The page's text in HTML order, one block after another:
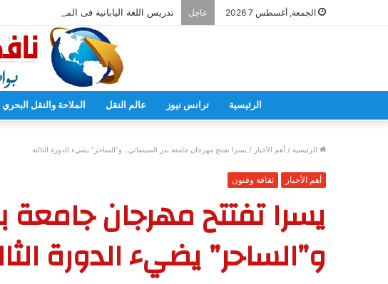
الجمعة, أغسطس 7 2026 عاجل تدريس اللغة اليابانية فى المدارس بدءا من
الرئيسية ترانس نيوز عالم النقل الملاحة والنقل البحري
الرئيسية / أهم الأخبار / يسرا تفتتح مهرجان جامعة بدر السينمائي.. و”الساحر” يضيء الدورة الثالثة
أهم الأخبار ثقافة وفنون
يسرا تفتتح مهرجان جامعة
و”الساحر” يضيء الدورة